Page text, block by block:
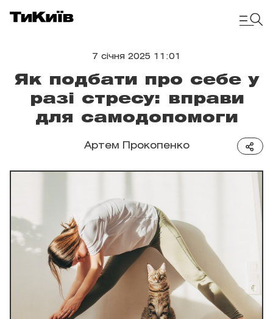
7 січня 2025 11:01
Як подбати про себе у
разі стресу: вправи
для самодопомоги
Артем Прокопенко